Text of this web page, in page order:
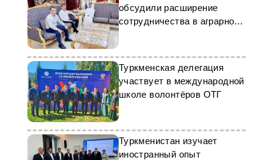
обсудили расширение
сотрудничества в аграрной
сфере
Туркменская делегация
участвует в международной
школе волонтёров ОТГ
Туркменистан изучает
иностранный опыт